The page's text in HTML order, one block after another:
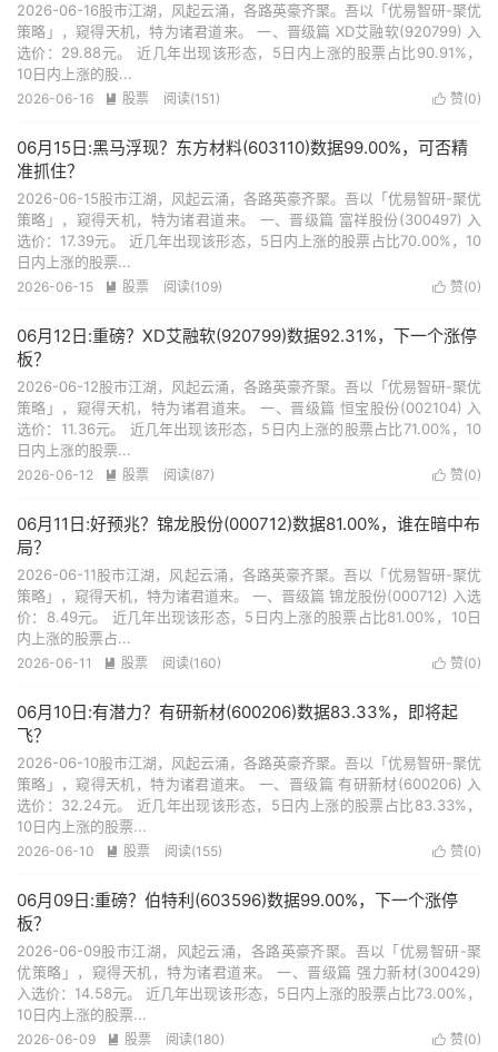
2026-06-16股市江湖，风起云涌，各路英豪齐聚。吾以「优易智研-聚优
策略」，窥得天机，特为诸君道来。 一、晋级篇 XD艾融软(920799) 入
选价：29.88元。 近几年出现该形态，5日内上涨的股票占比90.91%，
10日内上涨的股...
 赞(0)
2026-06-16  股票 阅读(151)
06月15日:黑马浮现？东方材料(603110)数据99.00%，可否精
准抓住？
2026-06-15股市江湖，风起云涌，各路英豪齐聚。吾以「优易智研-聚优
策略」，窥得天机，特为诸君道来。 一、晋级篇 富祥股份(300497) 入
选价：17.39元。 近几年出现该形态，5日内上涨的股票占比70.00%，10
日内上涨的股票...
 赞(0)
2026-06-15  股票 阅读(109)
06月12日:重磅？XD艾融软(920799)数据92.31%，下一个涨停
板？
2026-06-12股市江湖，风起云涌，各路英豪齐聚。吾以「优易智研-聚优
策略」，窥得天机，特为诸君道来。 一、晋级篇 恒宝股份(002104) 入
选价：11.36元。 近几年出现该形态，5日内上涨的股票占比71.00%，10
日内上涨的股票...
 赞(0)
2026-06-12  股票 阅读(87)
06月11日:好预兆？锦龙股份(000712)数据81.00%，谁在暗中布
局？
2026-06-11股市江湖，风起云涌，各路英豪齐聚。吾以「优易智研-聚优
策略」，窥得天机，特为诸君道来。 一、晋级篇 锦龙股份(000712) 入选
价：8.49元。 近几年出现该形态，5日内上涨的股票占比81.00%，10日
内上涨的股票占...
 赞(0)
2026-06-11  股票 阅读(160)
06月10日:有潜力？有研新材(600206)数据83.33%，即将起
飞？
2026-06-10股市江湖，风起云涌，各路英豪齐聚。吾以「优易智研-聚优
策略」，窥得天机，特为诸君道来。 一、晋级篇 有研新材(600206) 入
选价：32.24元。 近几年出现该形态，5日内上涨的股票占比83.33%，
10日内上涨的股票...
 赞(0)
2026-06-10  股票 阅读(155)
06月09日:重磅？伯特利(603596)数据99.00%，下一个涨停
板？
2026-06-09股市江湖，风起云涌，各路英豪齐聚。吾以「优易智研-聚
优策略」，窥得天机，特为诸君道来。 一、晋级篇 强力新材(300429)
入选价：14.58元。 近几年出现该形态，5日内上涨的股票占比73.00%，
10日内上涨的股票...
 赞(0)
2026-06-09  股票 阅读(180)